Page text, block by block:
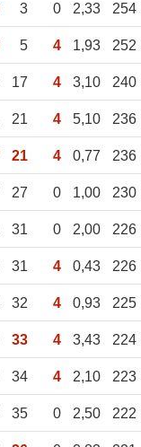
3 0 2,33 254
5 4 1,93 252
17 4 3,10 240
21 4 5,10 236
21 4 0,77 236
27 0 1,00 230
31 0 2,00 226
31 4 0,43 226
32 4 0,93 225
33 4 3,43 224
34 4 2,10 223
35 0 2,50 222